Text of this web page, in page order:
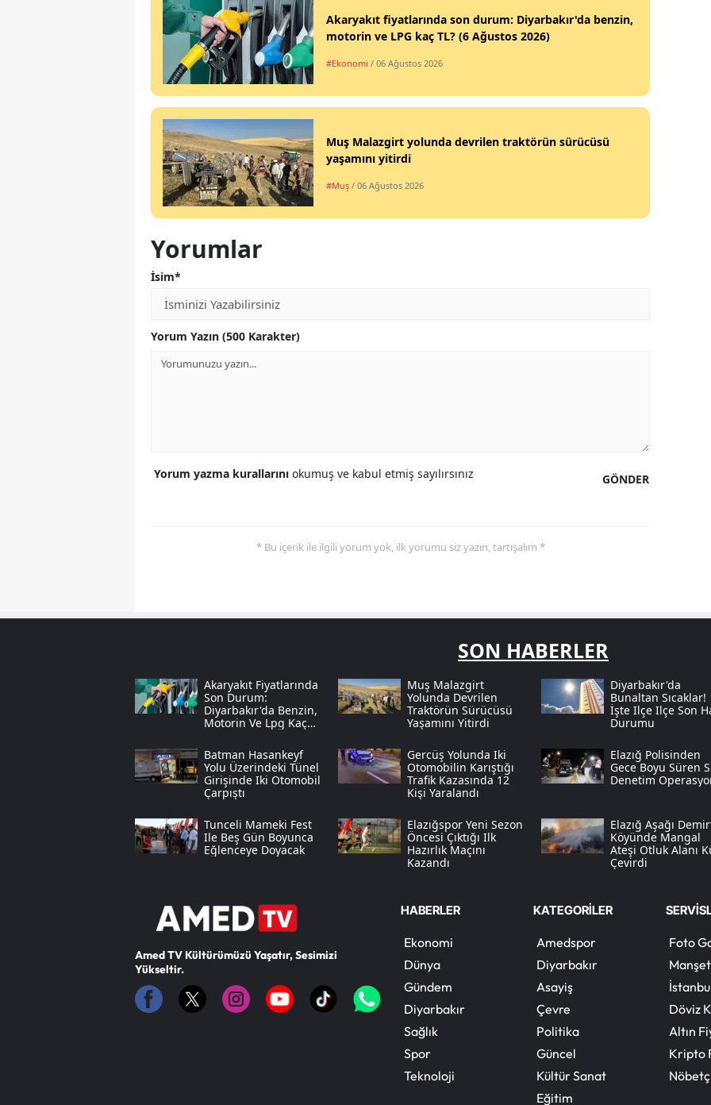
Akaryakıt fiyatlarında son durum: Diyarbakır'da benzin,
motorin ve LPG kaç TL? (6 Ağustos 2026)
#Ekonomi / 06 Ağustos 2026
Muş Malazgirt yolunda devrilen traktörün sürücüsü
yaşamını yitirdi
#Muş / 06 Ağustos 2026
Yorumlar
İsim*
Yorum Yazın (500 Karakter)
GÖNDER
Yorum yazma kurallarını okumuş ve kabul etmiş sayılırsınız
* Bu içerik ile ilgili yorum yok, ilk yorumu siz yazın, tartışalım *
SON HABERLER
Akaryakıt Fiyatlarında
Son Durum:
Diyarbakır'da Benzin,
Motorin Ve Lpg Kaç
Muş Malazgirt
Yolunda Devrilen
Traktörün Sürücüsü
Yaşamını Yitirdi
Diyarbakır'da
Bunaltan Sıcaklar!
İşte Ilçe Ilçe Son
Durumu
Batman Hasankeyf
Yolu Üzerindeki Tünel
Girişinde Iki Otomobil
Çarpıştı
Gercüş Yolunda Iki
Otomobilin Karıştığı
Trafik Kazasında 12
Kişi Yaralandı
Elazığ Polisinden
Gece Boyu Süren
Denetim
Tunceli Mameki Fest
Ile Beş Gün Boyunca
Eğlenceye Doyacak
Elazığspor Yeni Sezon
Öncesi Çıktığı Ilk
Hazırlık Maçını
Kazandı
Elazığ Aşağı
Köyünde Mangal
Ateşi Otluk Alanı
Çevirdi
Amed TV Kültürümüzü Yaşatır, Sesimizi
Yükseltir.
HABERLER
Ekonomi
Dünya
Gündem
Diyarbakır
Sağlık
Spor
Teknoloji
KATEGORİLER
Amedspor
Diyarbakır
Asayiş
Çevre
Politika
Güncel
Kültür Sanat
Eğitim
Foto
Döviz
Altın
Kripto